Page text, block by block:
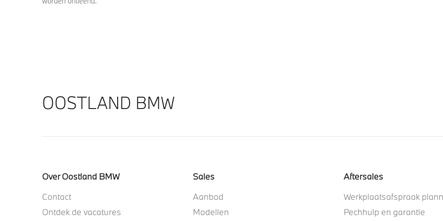
OOSTLAND BMW
Over Oostland BMW
Contact
Ontdek de vacatures
Sales
Aanbod
Modellen
Aftersales
Werkplaatsafspraak
Pechhulp en garantie